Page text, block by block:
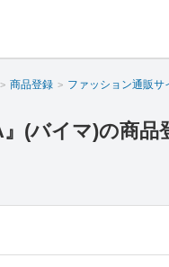
商品登録 ファッション通販
(バイマ)の商品